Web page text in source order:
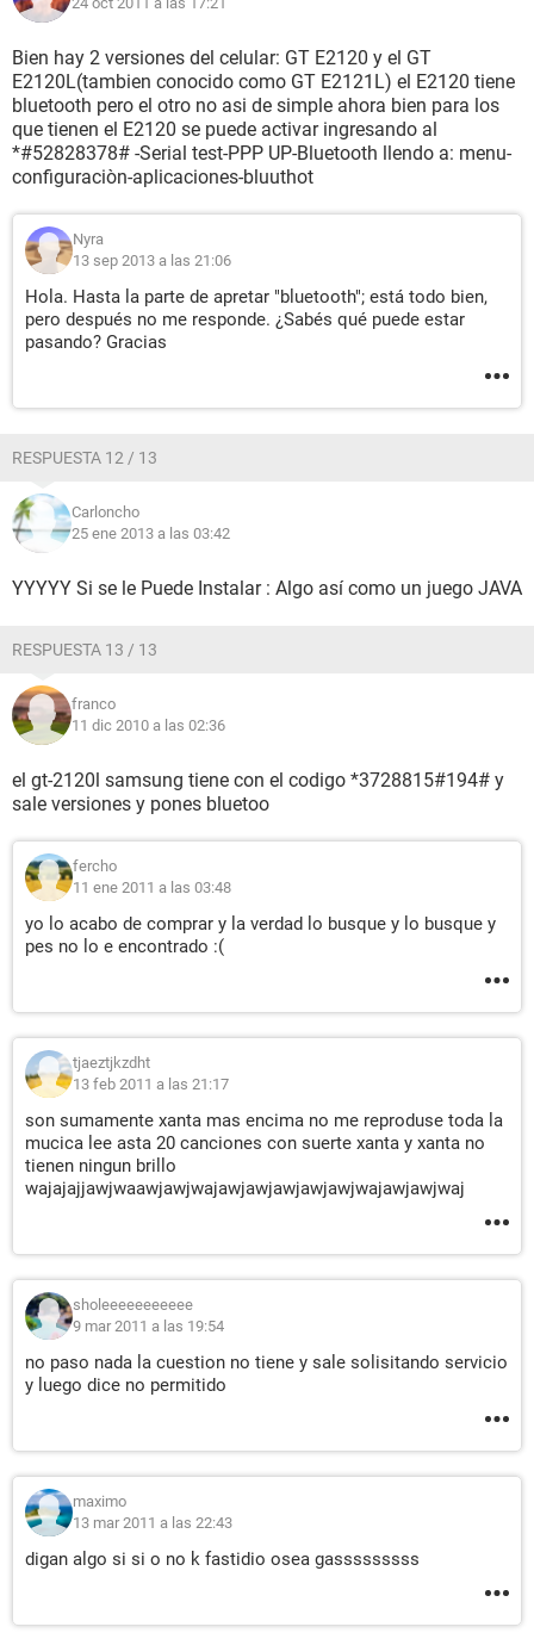
Bien hay 2 versiones del celular: GT E2120 y el GT
E2120L(tambien conocido como GT E2121L) el E2120 tiene
bluetooth pero el otro no asi de simple ahora bien para los
que tienen el E2120 se puede activar ingresando al
*#52828378# -Serial test-PPP UP-Bluetooth llendo a: menu-
configuraciòn-aplicaciones-bluuthot
Nyra
13 sep 2013 a las 21:06
Hola. Hasta la parte de apretar "bluetooth"; está todo bien,
pero después no me responde. ¿Sabés qué puede estar
pasando? Gracias
RESPUESTA 12 / 13
Carloncho
25 ene 2013 a las 03:42
YYYYY Si se le Puede Instalar : Algo así como un juego JAVA
RESPUESTA 13 / 13
franco
11 dic 2010 a las 02:36
el gt-2120l samsung tiene con el codigo *3728815#194# y
sale versiones y pones bluetoo
fercho
11 ene 2011 a las 03:48
yo lo acabo de comprar y la verdad lo busque y lo busque y
pes no lo e encontrado :(
tjaeztjkzdht
13 feb 2011 a las 21:17
son sumamente xanta mas encima no me reproduse toda la
mucica lee asta 20 canciones con suerte xanta y xanta no
tienen ningun brillo
wajajajjawjwaawjawjwajawjawjawjawjawjwajawjawjwaj
sholeeeeeeeeeee
9 mar 2011 a las 19:54
no paso nada la cuestion no tiene y sale solisitando servicio
y luego dice no permitido
maximo
13 mar 2011 a las 22:43
digan algo si si o no k fastidio osea gasssssssss